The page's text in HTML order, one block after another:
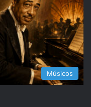
Músicos